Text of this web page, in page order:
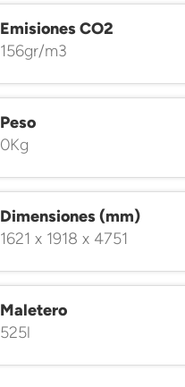
Emisiones CO2
156gr/m3
Peso
0Kg
Dimensiones (mm)
1621 x 1918 x 4751
Maletero
525l